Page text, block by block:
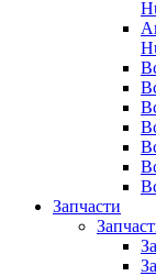
Запчасти